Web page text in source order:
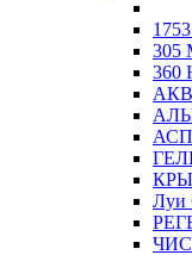
305
360
Луи